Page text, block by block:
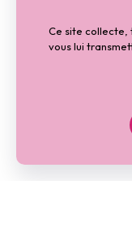
Ce site collecte,
vous lui